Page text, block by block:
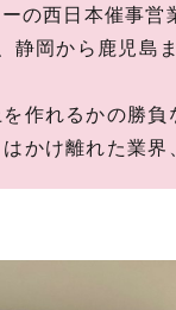
の西日本催事営
静岡から鹿児島
作れるかの勝
かけ離れた業界